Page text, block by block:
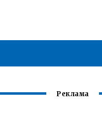
Реклама